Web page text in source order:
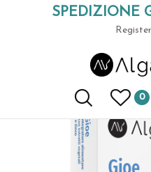
SPEDIZIONE
Register
0
Integratori a base di
Gioe con estratti vegetali e